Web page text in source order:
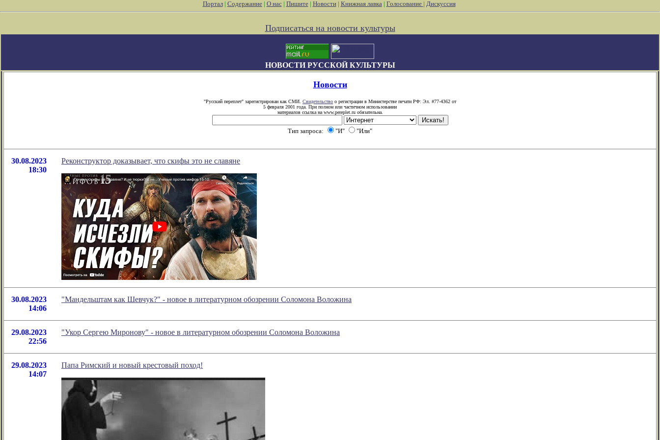
Портал| Содержание| О нас| Пишите| Новости| Книжная лавка| Голосование | Дискуссия
Подписаться на новости культуры
НОВОСТИ РУССКОЙ КУЛЬТУРЫ
Новости
"Русский переплет" зарегистрирован как СМИ. Свидетельство о регистрации в Министерстве печати РФ: Эл. #77-4362 от
5 февраля 2001 года. При полном или частичном использовании
материалов ссылка на www.pereplet.ru обязательна.
Тип запроса: "И" "Или"
30.08.2023
18:30
Реконструктор доказывает, что скифы это не славяне
30.08.2023
14:06
"Мандельштам как Шевчук?" - новое в литературном обозрении Соломона Воложина
29.08.2023
22:56
"Укор Сергею Миронову" - новое в литературном обозрении Соломона Воложина
29.08.2023
14:07
Папа Римский и новый крестовый поход!